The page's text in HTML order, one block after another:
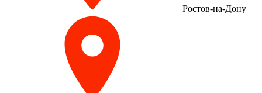
Ростов-на-Дону